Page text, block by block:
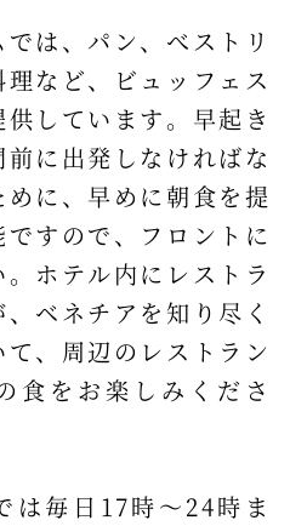
は、パン、べストリ
など、ビュッフェス
しています。早起き
に出発しなければな
に、早めに朝食を提
すので、フロントに
ホテル内にレストラ
ベネチアを知り尽く
、周辺のレストラン
食をお楽しみくださ
は毎日17時～24時ま